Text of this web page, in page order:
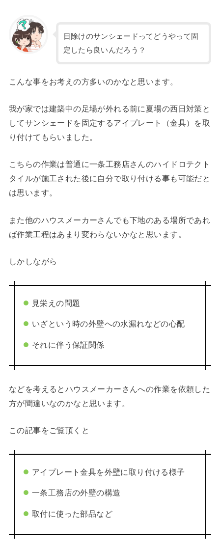
日除けのサンシェードってどうやって固
定したら良いんだろう？
こんな事をお考えの方多いのかなと思います。
我が家では建築中の足場が外れる前に夏場の西日対策と
してサンシェードを固定するアイプレート（金具）を取
り付けてもらいました。
こちらの作業は普通に一条工務店さんのハイドロテクト
タイルが施工された後に自分で取り付ける事も可能だと
は思います。
また他のハウスメーカーさんでも下地のある場所であれ
ば作業工程はあまり変わらないかなと思います。
しかしながら
見栄えの問題
いざという時の外壁への水漏れなどの心配
それに伴う保証関係
などを考えるとハウスメーカーさんへの作業を依頼した
方が間違いなのかなと思います。
この記事をご覧頂くと
アイプレート金具を外壁に取り付ける様子
一条工務店の外壁の構造
取付に使った部品など